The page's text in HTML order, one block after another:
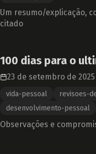
Um resumo/explicação,
citado
23 de setembro de 2025
vida-pessoal
revisoes-
desenvolvimento-pessoal
100 dias para o
Observações e